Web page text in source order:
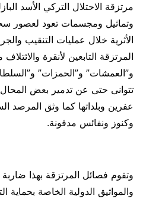
مرتزقة الاحتلال التركي الأسد
وتماثيل ومجسمات تعود لعصور
الأثرية خلال عمليات التنقيب
المرتزقة التابعين لأنقرة
و”العمشات” و”الحمزات”
تتوانى حتى عن تدمير بعض المحال
عفرين وبلداتها كما وثق المرصد
وكنوز ونفائس مدفونة.
وتقوم فصائل المرتزقة بهذا
والمواثيق الدولية الخاصة بحماية